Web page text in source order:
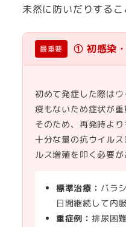
未然に防いだりするこ
最重要 ① 初感染
初めて発症した際は
疫もないため症状が重
そのため、再発時より
十分な量の抗ウイル
ルス増殖を叩く必要が
標準治療： バラ
日間継続して内
重症例： 排尿困